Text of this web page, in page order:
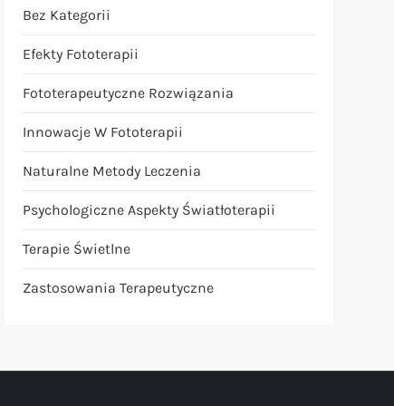
Bez Kategorii
Efekty Fototerapii
Fototerapeutyczne Rozwiązania
Innowacje W Fototerapii
Naturalne Metody Leczenia
Psychologiczne Aspekty Światłoterapii
Terapie Świetlne
Zastosowania Terapeutyczne